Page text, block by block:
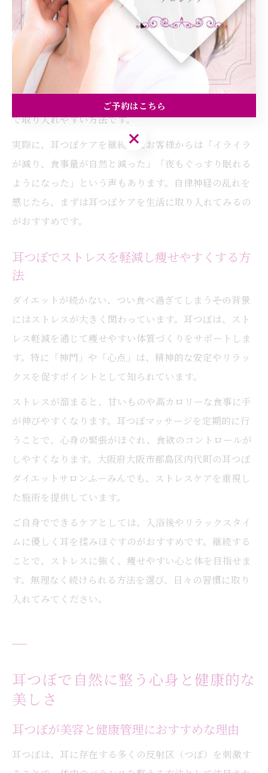
特に「神門」や「副腎点」などの耳つぼを刺激すること
で、リラックス効果が得られ、交感神経と副交感神経の
バランスが整いやすくなります。これにより、ストレス
による過食や便秘、睡眠障害の予防にもつながります。
耳つぼマッサージは、仕事や家事で忙しい方でも短時間
で取り入れやすい方法です。
実際に、耳つぼケアを継続したお客様からは「イライラ
が減り、食事量が自然と減った」「夜もぐっすり眠れる
ようになった」という声もあります。自律神経の乱れを
感じたら、まずは耳つぼケアを生活に取り入れてみるの
がおすすめです。
耳つぼでストレスを軽減し痩せやすくする方
法
ダイエットが続かない、つい食べ過ぎてしまう――その背景
にはストレスが大きく関わっています。耳つぼは、スト
レス軽減を通じて痩せやすい体質づくりをサポートしま
す。特に「神門」や「心点」は、精神的な安定やリラッ
クスを促すポイントとして知られています。
ストレスが溜まると、甘いものや高カロリーな食事に手
が伸びやすくなります。耳つぼマッサージを定期的に行
うことで、心身の緊張がほぐれ、食欲のコントロールが
しやすくなります。大阪府大阪市都島区内代町の耳つぼ
ダイエットサロンふーみんでも、ストレスケアを重視し
た施術を提供しています。
ご自身でできるケアとしては、入浴後やリラックスタイ
ムに優しく耳を揉みほぐすのがおすすめです。継続する
ことで、ストレスに強く、痩せやすい心と体を目指せま
す。無理なく続けられる方法を選び、日々の習慣に取り
入れてみてください。
耳つぼで自然に整う心身と健康的な
美しさ
耳つぼが美容と健康管理におすすめな理由
耳つぼは、耳に存在する多くの反射区（つぼ）を刺激す
ご予約はこちら
ご予約はこちら